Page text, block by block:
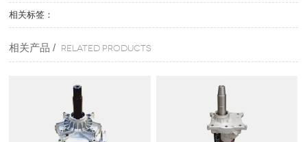
相关标签：
相关产品 / Related products